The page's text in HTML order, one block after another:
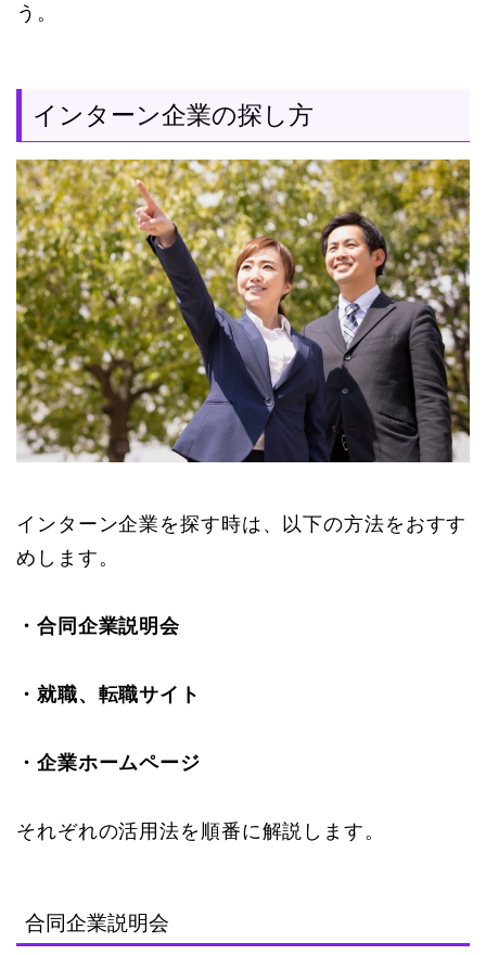
う。
インターン企業の探し方
インターン企業を探す時は、以下の方法をおすす
めします。
・合同企業説明会
・就職、転職サイト
・企業ホームページ
それぞれの活用法を順番に解説します。
合同企業説明会